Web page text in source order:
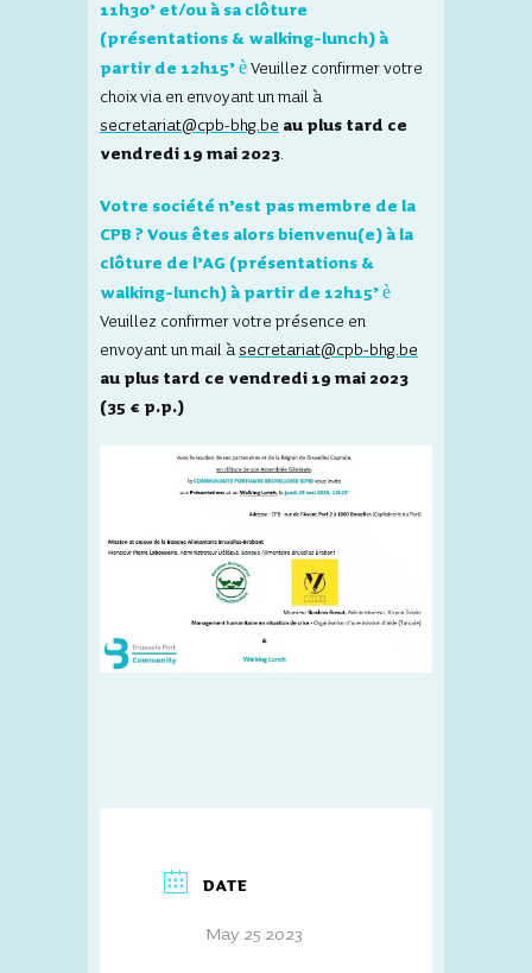
11h30’ et/ou à sa clôture
(présentations & walking-lunch) à
partir de 12h15’èVeuillez confirmer votre
choix via en envoyant un mail à
secretariat@cpb-bhg.be au plus tard ce
vendredi 19 mai 2023.
Votre société n’est pas membre de la
CPB ? Vous êtes alors bienvenu(e) à la
clôture de l’AG (présentations &
walking-lunch) à partir de 12h15’è
Veuillez confirmer votre présence en
envoyant un mail àsecretariat@cpb-bhg.be
au plus tard ce vendredi 19 mai 2023
(35 € p.p.)
DATE
May 25 2023